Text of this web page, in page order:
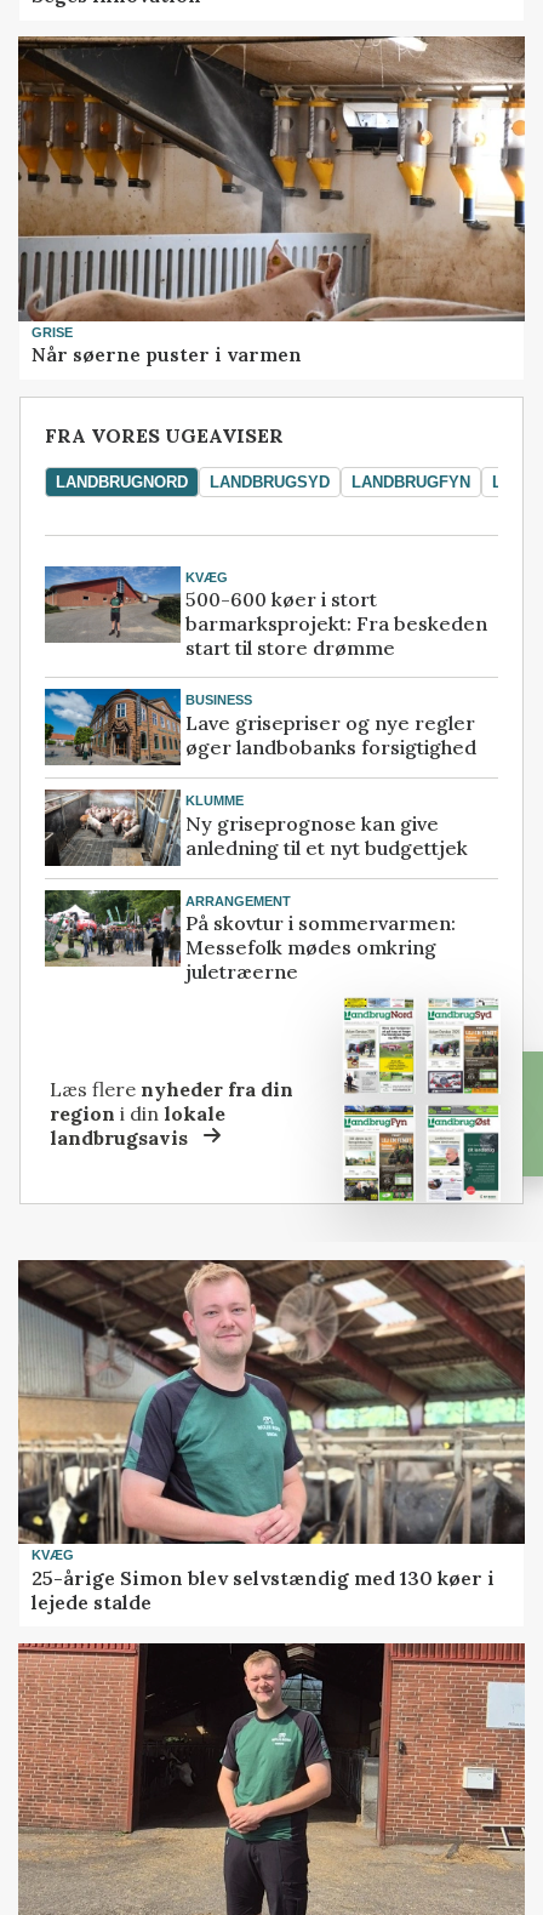
GRISE
Når søerne puster i varmen
FRA VORES UGEAVISER
LANDBRUGNORD LANDBRUGSYD LANDBRUGFYN
KVÆG
500-600 køer i stort
barmarksprojekt: Fra beskeden
start til store drømme
BUSINESS
Lave grisepriser og nye regler
øger landbobanks forsigtighed
KLUMME
Ny griseprognose kan give
anledning til et nyt budgettjek
ARRANGEMENT
På skovtur i sommervarmen:
Messefolk mødes omkring
juletræerne
Læs flere nyheder fra din
region i dinlokale
landbrugsavis
KVÆG
25-årige Simon blev selvstændig med 130 køer i
lejede stalde